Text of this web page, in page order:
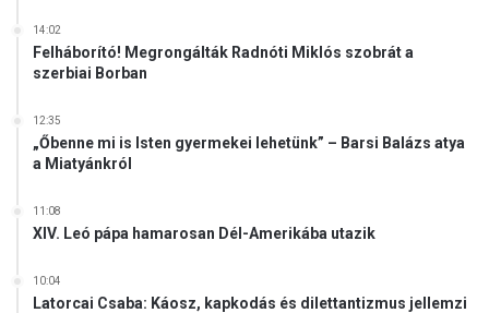
14:02
Felháborító! Megrongálták Radnóti Miklós szobrát a
szerbiai Borban
12:35
„Őbenne mi is Isten gyermekei lehetünk” – Barsi Balázs atya
a Miatyánkról
11:08
XIV. Leó pápa hamarosan Dél-Amerikába utazik
10:04
Latorcai Csaba: Káosz, kapkodás és dilettantizmus jellemzi